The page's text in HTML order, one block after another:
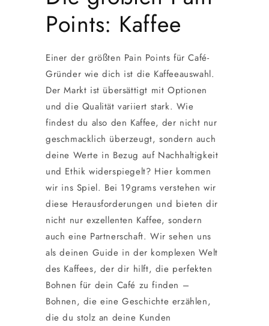
Points: Kaffee
Einer der größten Pain Points für Café-
Gründer wie dich ist die Kaffeeauswahl.
Der Markt ist übersättigt mit Optionen
und die Qualität variiert stark. Wie
findest du also den Kaffee, der nicht nur
geschmacklich überzeugt, sondern auch
deine Werte in Bezug auf Nachhaltigkeit
und Ethik widerspiegelt? Hier kommen
wir ins Spiel. Bei 19grams verstehen wir
diese Herausforderungen und bieten dir
nicht nur exzellenten Kaffee, sondern
auch eine Partnerschaft. Wir sehen uns
als deinen Guide in der komplexen Welt
des Kaffees, der dir hilft, die perfekten
Bohnen für dein Café zu finden –
Bohnen, die eine Geschichte erzählen,
die du stolz an deine Kunden